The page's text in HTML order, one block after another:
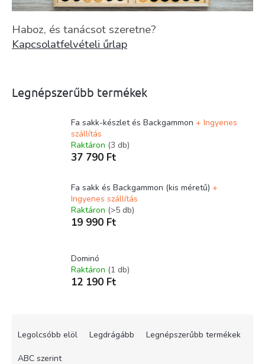
Haboz, és tanácsot szeretne?
Kapcsolatfelvételi űrlap
Legnépszerűbb termékek
Fa sakk-készlet és Backgammon + Ingyenes
szállítás
Raktáron (3 db)
37 790 Ft
Fa sakk és Backgammon (kis méretű) +
Ingyenes szállítás
Raktáron (>5 db)
19 990 Ft
Dominó
Raktáron (1 db)
12 190 Ft
m
Legolcsóbb elöl Legdrágább Legnépszerűbb termékek
ABC szerint